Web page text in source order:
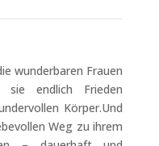
wunderbaren Frauen
endlich Frieden
Körper.Und
Weg zu ihrem